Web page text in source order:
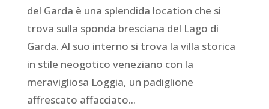
del Garda è una splendida location che si
trova sulla sponda bresciana del Lago di
Garda. Al suo interno si trova la villa storica
in stile neogotico veneziano con la
meravigliosa Loggia, un padiglione
affrescato affacciato...